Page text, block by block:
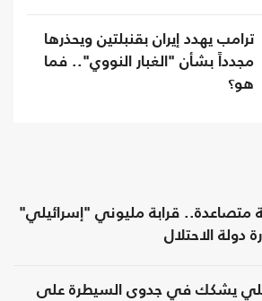
ترامب يهدد إيران بقنبلتين ويحذرها
مجدداً بشأن "الغبار النووي".. فما
هو؟
متصاعدة.. قرابة مليوني "إسرائيلي"
دولة الاحتلال
يشكك في جدوى السيطرة على